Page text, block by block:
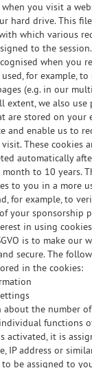
when you visit a
hard drive. This
which various
to the
when you
for example,
(e.g. in our
extent, we also
are stored on your
and enable us to
These cookies
automatically
to 10 years.
to you in a more
for example, to
your sponsorship
in using
is to make our
secure. The
in the cookies:
about the number
functions
activated, it is
IP address or
be assigned to